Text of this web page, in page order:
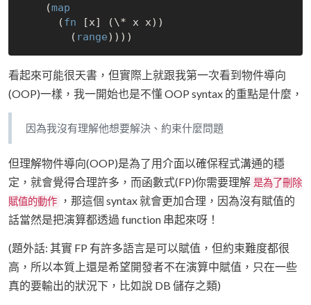
    (
map
      (
fn [x] (\* x x))
        (
range
看起來可能很天書，但實際上就跟我第一次看到物件導向
(OOP)一樣，我一開始也是不懂 OOP syntax 的重點是什麼，
因為我沒有理解他想要解決、約束什麼問題
但理解物件導向(OOP)是為了用介面以確保程式溝通的穩
定，就會覺得合理許多，而函數式(FP)你需要理解 是為了刪除
賦值的動作
，那這個 syntax 就會更加合理，因為沒有賦值的
話當然是把演算都透過 function 串起來呀！
(題外話: 其實 FP 有許多語言是可以賦值，但約束難度都很
高，所以本質上還是希望開發者不在演算中賦值，只在一些
真的要輸出的狀況下，比如說 DB 儲存之類)